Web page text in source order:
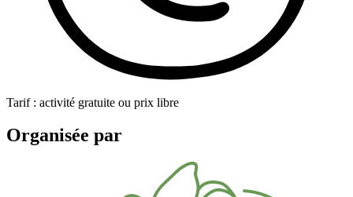
Tarif : activité gratuite ou prix libre
Organisée par